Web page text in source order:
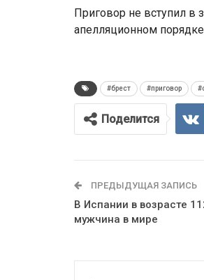
Приговор не вступил в
апелляционном
#брест #приговор
Поделится
ПРЕДЫДУЩАЯ ЗАПИСЬ
В Испании в возрасте
мужчина в мире